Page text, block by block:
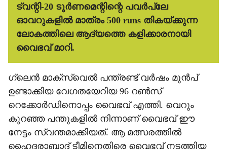
ട്വന്റി-20 ടൂർണമെന്റിന്റെ പവർപ്ലേ
ഓവറുകളിൽ മാത്രം 500 runs തികയ്ക്കുന്ന
ലോകത്തിലെ ആദ്യത്തെ കളിക്കാരനായി
വൈഭവ് മാറി.
ഗ്ലെൻ മാക്സ്‌വെൽ പന്ത്രണ്ട് വർഷം മുൻപ്
ഉണ്ടാക്കിയ വേഗതയേറിയ 96 റൺസ്
റെക്കോർഡിനൊപ്പം വൈഭവ് എത്തി. വെറും
കുറഞ്ഞ പന്തുകളിൽ നിന്നാണ് വൈഭവ് ഈ
നേട്ടം സ്വന്തമാക്കിയത്. ആ മത്സരത്തിൽ
ഹൈദരാബാദ് ടീമിനെതിരെ വൈഭവ് നടത്തിയ